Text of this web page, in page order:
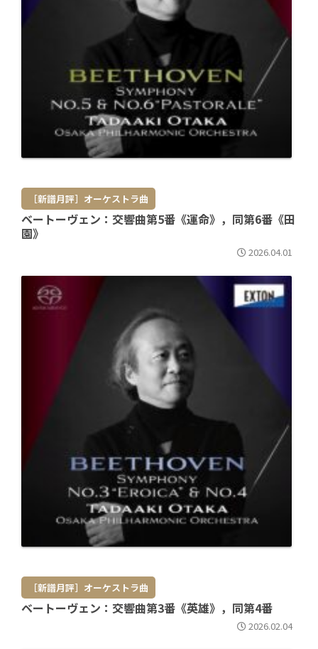
［新譜月評］オーケストラ曲
ベートーヴェン：交響曲第5番《運命》，同第6番《田
園》
2026.04.01
［新譜月評］オーケストラ曲
ベートーヴェン：交響曲第3番《英雄》，同第4番
2026.02.04